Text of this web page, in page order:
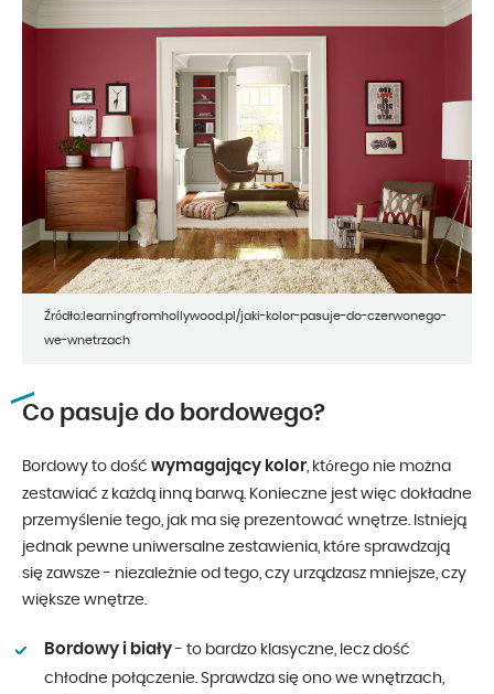
Źródło:learningfromhollywood.pl/jaki-kolor-pasuje-do-czerwonego-
we-wnetrzach
Co pasuje do bordowego?
Bordowy to dość wymagający kolor, którego nie można
zestawiać z każdą inną barwą. Konieczne jest więc dokładne
przemyślenie tego, jak ma się prezentować wnętrze. Istnieją
jednak pewne uniwersalne zestawienia, które sprawdzają
się zawsze - niezależnie od tego, czy urządzasz mniejsze, czy
większe wnętrze.
Bordowy i biały- to bardzo klasyczne, lecz dość
chłodne połączenie. Sprawdza się ono we wnętrzach,